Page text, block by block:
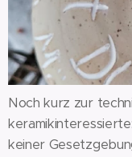
Noch kurz zur
keiner